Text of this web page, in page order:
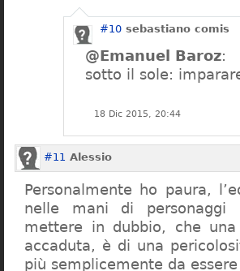
#10 sebastiano comis
@Emanuel Baroz:
sotto il sole:
18 Dic 2015, 20:44
#11 Alessio
Personalmente ho paura,
nelle mani di personaggi
mettere in dubbio, che
accaduta, è di una
più semplicemente da